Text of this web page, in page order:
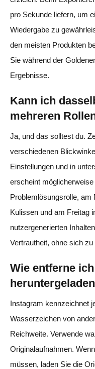
pro Sekunde liefern, um
Wiedergabe zu
den meisten Produkten
Sie während der
Ergebnisse.
Kann ich
mehreren
Ja, und das solltest du.
verschiedenen
Einstellungen und in
erscheint
Problemlösungsrolle, am
Kulissen und am Freitag
nutzergenerierten
Vertrautheit, ohne sich zu
Wie entferne
Instagram kennzeichnet
Wasserzeichen von
Reichweite. Verwende
Originalaufnahmen.
müssen, laden Sie die